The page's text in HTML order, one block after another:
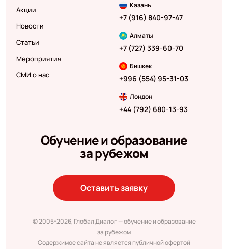
Акции
Новости
Статьи
Мероприятия
СМИ о нас
Казань
+7 (916) 840-97-47
Алматы
+7 (727) 339-60-70
Бишкек
+996 (554) 95-31-03
Лондон
+44 (792) 680-13-93
Обучение и образование
за рубежом
Оставить заявку
© 2005-2026, Глобал Диалог — обучение и образование
за рубежом
Содержимое сайта не является публичной офертой